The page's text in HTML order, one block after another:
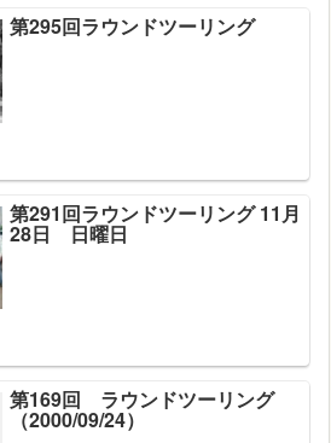
第295回ラウンドツーリング
第291回ラウンドツーリング 11月
28日 日曜日
第169回 ラウンドツーリング
（2000/09/24）